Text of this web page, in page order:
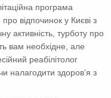
програма
відпочинок у Києві з
активність, турботу про
вам необхідне, але
реабілітолог
налагодити здоров’я з